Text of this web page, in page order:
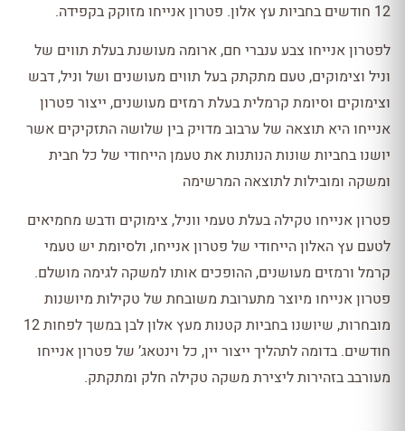
12 חודשים בחביות עץ אלון. פטרון אנייחו מזוקק בקפידה.
לפטרון אנייחו צבע ענברי חם, ארומה מעושנת בעלת תווים של
וניל וצימוקים, טעם מתקתק בעל תווים מעושנים ושל וניל, דבש
וצימוקים וסיומת קרמלית בעלת רמזים מעושנים, ייצור פטרון
אנייחו היא תוצאה של ערבוב מדויק בין שלושה התזקיקים אשר
יושנו בחביות שונות הנותנות את טעמן הייחודי של כל חבית
ומשקה ומובילות לתוצאה המרשימה
פטרון אנייחו טקילה בעלת טעמי ווניל, צימוקים ודבש מחמיאים
לטעם עץ האלון הייחודי של פטרון אנייחו, ולסיומת יש טעמי
קרמל ורמזים מעושנים, ההופכים אותו למשקה לגימה מושלם.
פטרון אנייחו מיוצר מתערובת משובחת של טקילות מיושנות
מובחרות, שיושנו בחביות קטנות מעץ אלון לבן במשך לפחות 12
חודשים. בדומה לתהליך ייצור יין, כל וינטאג’ של פטרון אנייחו
מעורבב בזהירות ליצירת משקה טקילה חלק ומתקתק.